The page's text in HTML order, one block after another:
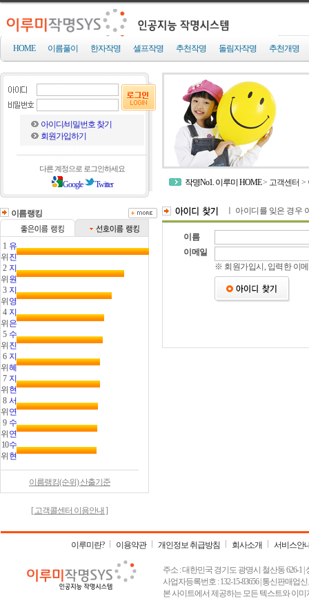
HOME 이름풀이 한자작명 셀프작명 추천작명 돌림자작명 추천개명
아이디/비밀번호 찾기
회원가입하기
다른 계정으로 로그인하세요
Google Twitter
이름랭킹
1
위
유
진
2
위
지
원
3
위
지
영
4
위
지
은
5
위
수
진
6
위
지
혜
7
위
지
현
8
위
서
연
9
위
수
연
10
위
수
현
이름랭킹(순위) 산출기준
[ 고객콜센터 이용안내 ]
작명No1. 이루미 HOME> 고객센터 >
ㅣ 아이디를 잊은 경우
이름
이메일
※ 회원가입시, 입력한 이
이루미란? 이용약관 개인정보 취급방침 회사소개 서비스안
주소 : 대한민국 경기도 광명시 철산동 626-1 |
사업자등록번호 : 132-15-83656 | 통신판매업
본 사이트에서 제공하는 모든 텍스트와 이